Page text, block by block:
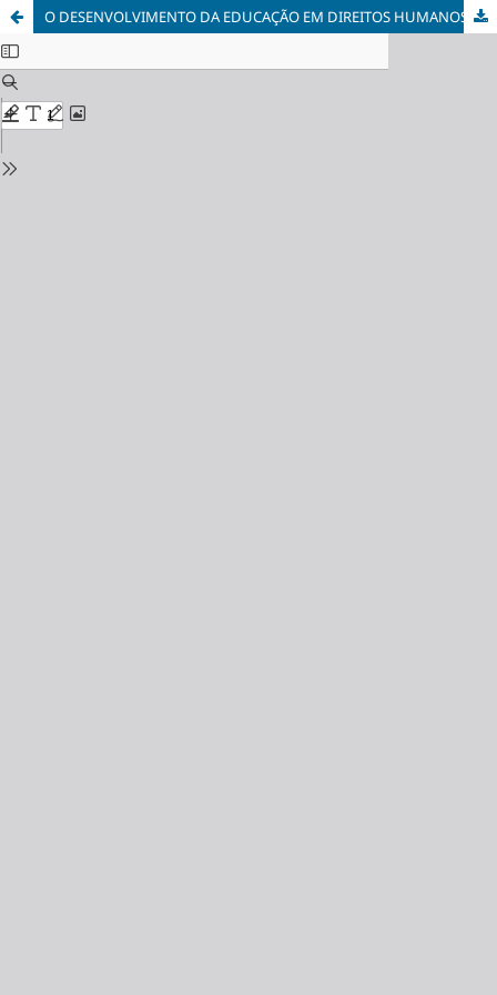
O DESENVOLVIMENTO DA EDUCAÇÃO EM DIREITOS HUMANOS NOS MOVIMENTOS SOCIAIS EM UMA REVISÃO NARRATIVA